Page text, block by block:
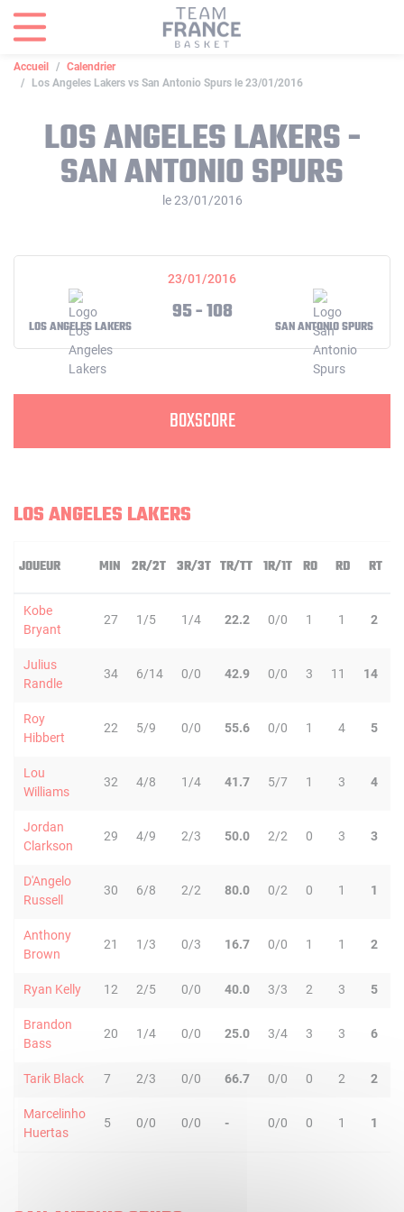
Accueil
Calendrier
Los Angeles Lakers vs San Antonio Spurs le 23/01/2016
LOS ANGELES LAKERS -
SAN ANTONIO SPURS
le 23/01/2016
23/01/2016
LOS ANGELES LAKERS
95 - 108
SAN ANTONIO SPURS
BOXSCORE
LOS ANGELES LAKERS
JOUEUR MIN 2R/2T 3R/3T TR/TT 1R/1T RO RD RT
Kobe
Bryant
27 1/5 1/4 22.2 0/0 1 1 2
Julius
Randle
34 6/14 0/0 42.9 0/0 3 11 14
Roy
Hibbert
22 5/9 0/0 55.6 0/0 1 4 5
Lou
Williams
32 4/8 1/4 41.7 5/7 1 3 4
Jordan
Clarkson
29 4/9 2/3 50.0 2/2 0 3 3
D'Angelo
Russell
30 6/8 2/2 80.0 0/2 0 1 1
Anthony
Brown
21 1/3 0/3 16.7 0/0 1 1 2
Ryan Kelly 12 2/5 0/0 40.0 3/3 2 3 5
Brandon
Bass
20 1/4 0/0 25.0 3/4 3 3 6
Tarik Black 7 2/3 0/0 66.7 0/0 0 2 2
Marcelinho
Huertas
5 0/0 0/0 - 0/0 0 1 1
Panneau de gestion des cookies